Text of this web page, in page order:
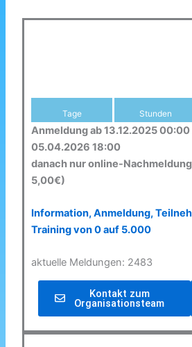
Tage Stunden
Anmeldung ab 13.12.2025 00:00
05.04.2026 18:00
danach nur online-
5,00€)
Information, Anmeldung,
Training von 0 auf 5.000
aktuelle Meldungen: 2483
Kontakt zum
Organisationsteam